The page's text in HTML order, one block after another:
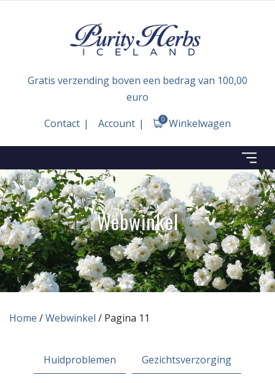
Gratis verzending boven een bedrag van 100,00
euro
Contact
Account Winkelwagen
0
Webwinkel
Home /Webwinkel / Pagina 11
Huidproblemen Gezichtsverzorging